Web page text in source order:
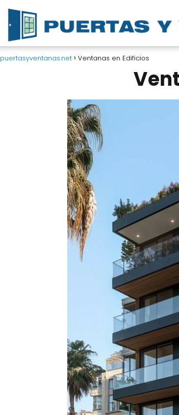
puertasyventanas.net Ventanas en Edificios